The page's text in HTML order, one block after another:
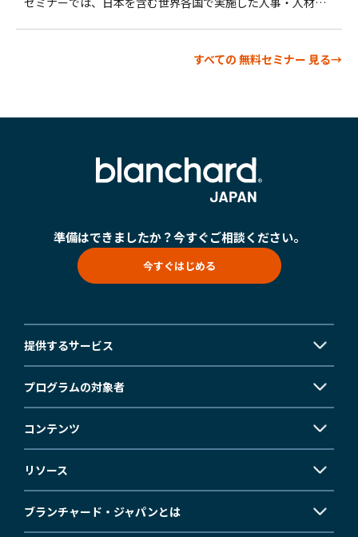
すべての 無料セミナー 見る→
準備はできましたか？今すぐご相談ください。
今すぐはじめる
提供するサービス
プログラムの対象者
コンテンツ
リソース
ブランチャード・ジャパンとは